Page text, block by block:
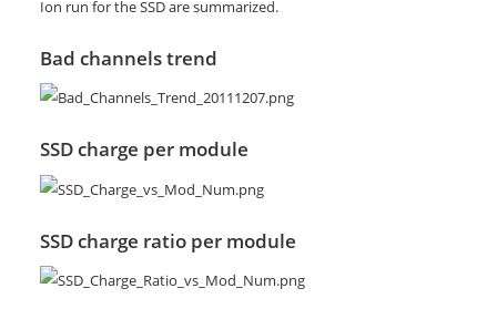
Ion run for the SSD are summarized.
Bad channels trend
SSD charge per module
SSD charge ratio per module